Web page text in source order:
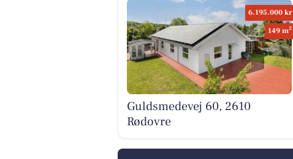
6.195.000 kr
149 m2
Guldsmedevej 60, 2610
Rødovre